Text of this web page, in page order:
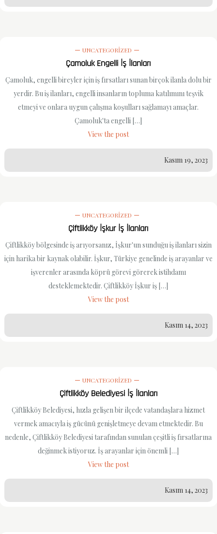
UNCATEGORIZED
Çamoluk Engelli İş İlanları
Çamoluk, engelli bireyler için iş fırsatları sunan birçok ilanla dolu bir
yerdir. Bu iş ilanları, engelli insanların topluma katılımını teşvik
etmeyi ve onlara uygun çalışma koşulları sağlamayı amaçlar.
Çamoluk'ta engelli […]
View the post
Kasım 19, 2023
UNCATEGORIZED
Çiftlikköy İşkur İş İlanları
Çiftlikköy bölgesinde iş arıyorsanız, İşkur'un sunduğu iş ilanları sizin
için harika bir kaynak olabilir. İşkur, Türkiye genelinde iş arayanlar ve
işverenler arasında köprü görevi görerek istihdamı
desteklemektedir. Çiftlikköy İşkur iş […]
View the post
Kasım 14, 2023
UNCATEGORIZED
Çiftlikköy Belediyesi İş İlanları
Çiftlikköy Belediyesi, hızla gelişen bir ilçede vatandaşlara hizmet
vermek amacıyla iş gücünü genişletmeye devam etmektedir. Bu
nedenle, Çiftlikköy Belediyesi tarafından sunulan çeşitli iş fırsatlarına
değinmek istiyoruz. İş arayanlar için önemli […]
View the post
Kasım 14, 2023